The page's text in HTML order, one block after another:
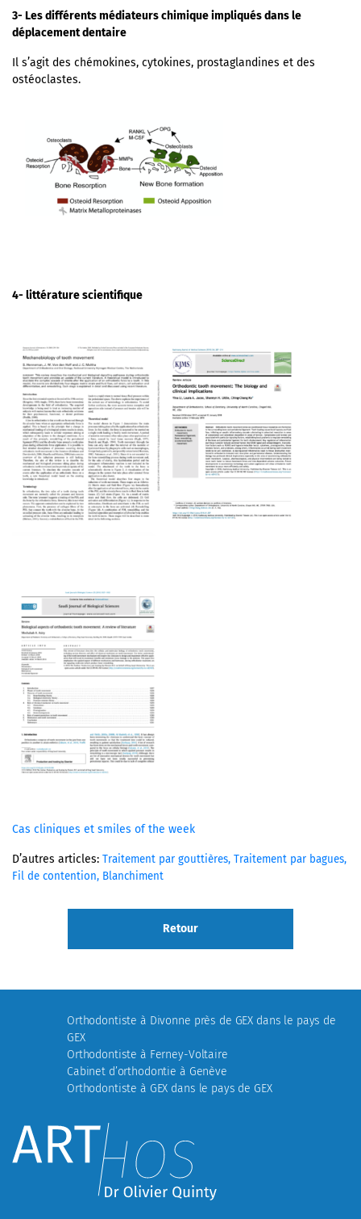
3- Les différents médiateurs chimique impliqués dans le
déplacement dentaire
Il s’agit des chémokines, cytokines, prostaglandines et des
ostéoclastes.
4- littérature scientifique
Cas cliniques et smiles of the week
D’autres articles: Traitement par gouttières, Traitement par bagues,
Fil de contention, Blanchiment
Retour
Orthodontiste à Divonne près de GEX dans le pays de
GEX
Orthodontiste à Ferney-Voltaire
Cabinet d’orthodontie à Genève
Orthodontiste à GEX dans le pays de GEX